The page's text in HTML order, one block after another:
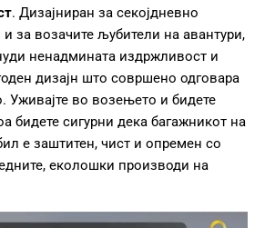
. Дизајниран за секојдневно
за возачите љубители на авантури,
ненадмината издржливост и
дизајн што совршено одговара
Уживајте во возењето и бидете
бидете сигурни дека багажникот на
е заштитен, чист и опремен со
еколошки производи на